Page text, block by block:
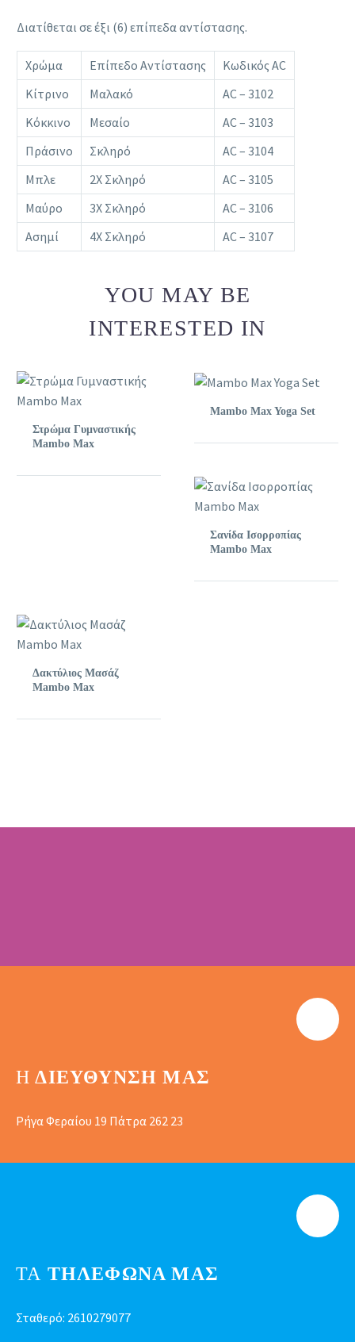
Διατίθεται σε έξι (6) επίπεδα αντίστασης.
Χρώμα Επίπεδο Αντίστασης
Κωδικός AC
Κίτρινο
Μαλακό
AC – 3102
Κόκκινο
Μεσαίο
AC – 3103
Πράσινο
Σκληρό
AC – 3104
Μπλε
2X Σκληρό
AC – 3105
Μαύρο
3X Σκληρό
AC – 3106
Ασημί
4X Σκληρό AC – 3107
YOU MAY BE
INTERESTED IN
Στρώμα Γυμναστικής
Mambo Max
Mambo Max Yoga Set
Σανίδα Ισορροπίας
Mambo Max
Δακτύλιος Μασάζ
Mambo Max
Η ΔΙΕΎΘΥΝΣΗ ΜΑΣ
Ρήγα Φεραίου 19 Πάτρα 262 23
ΤΑ ΤΗΛΕΦΩΝΑ ΜΑΣ
Σταθερό: 2610279077